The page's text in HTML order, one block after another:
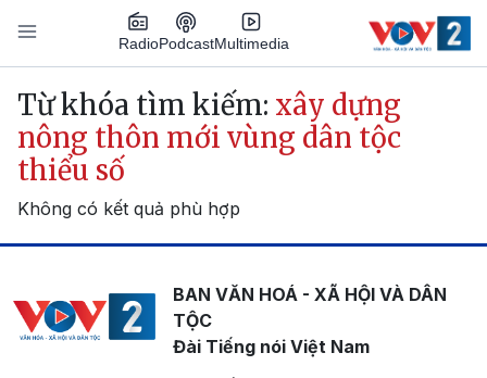
Nhảy đến nội dung
RadioPodcastMultimedia
Main navigation
Từ khóa tìm kiếm: xây dựng
nông thôn mới vùng dân tộc
thiểu số
Không có kết quả phù hợp
BAN VĂN HOÁ - XÃ HỘI VÀ DÂN
TỘC
Đài Tiếng nói Việt Nam